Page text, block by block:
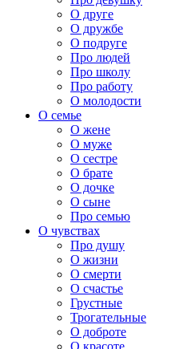
О друге
О дружбе
О подруге
Про людей
Про школу
Про работу
О молодости
О семье
О жене
О муже
О сестре
О брате
О дочке
О сыне
Про семью
О чувствах
Про душу
О жизни
О смерти
О счастье
Грустные
Трогательные
О доброте
О красоте